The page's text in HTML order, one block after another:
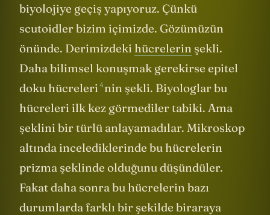
biyolojiye geçiş yapıyoruz. Çünkü
scutoidler bizim içimizde. Gözümüzün
önünde. Derimizdeki hücrelerin şekli.
Daha bilimsel konuşmak gerekirse epitel
doku hücreleri 4nin şekli. Biyologlar bu
hücreleri ilk kez görmediler tabiki. Ama
şeklini bir türlü anlayamadılar. Mikroskop
altında incelediklerinde bu hücrelerin
prizma şeklinde olduğunu düşündüler.
Fakat daha sonra bu hücrelerin bazı
durumlarda farklı bir şekilde biraraya